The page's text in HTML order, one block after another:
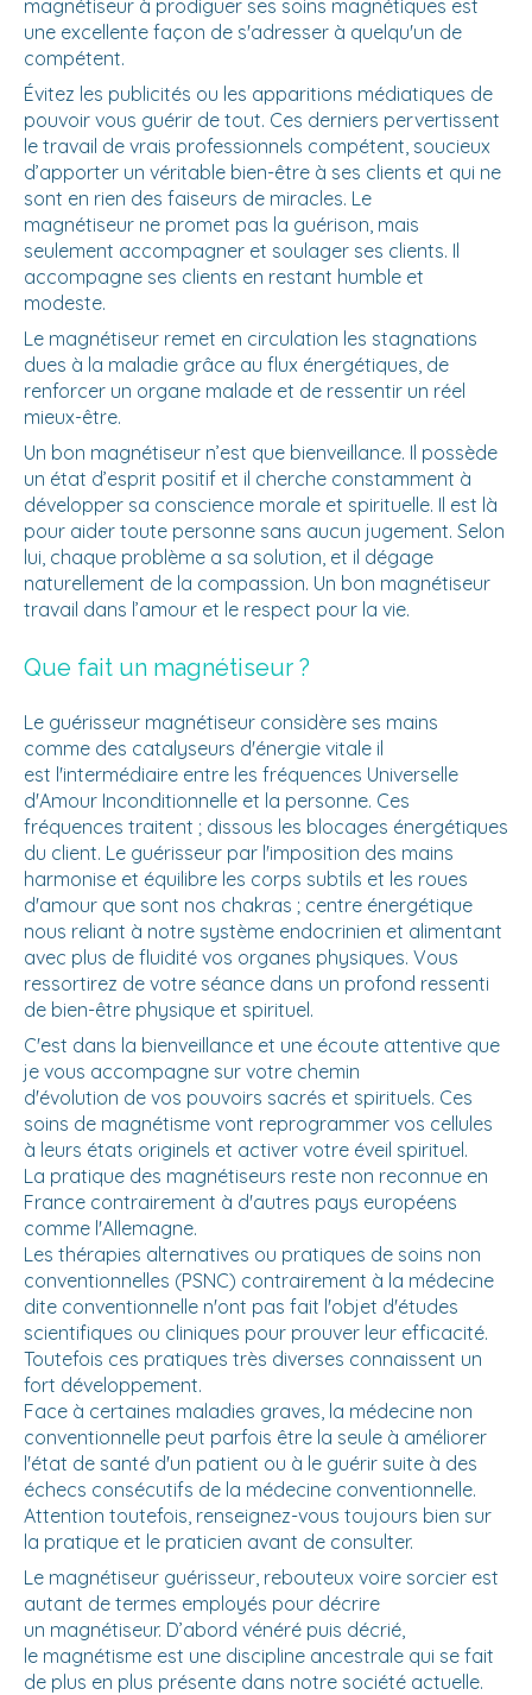
magnétiseur à prodiguer ses soins magnétiques est
une excellente façon de s'adresser à quelqu'un de
compétent.
Évitez les publicités ou les apparitions médiatiques de
pouvoir vous guérir de tout. Ces derniers pervertissent
le travail de vrais professionnels compétent, soucieux
d’apporter un véritable bien-être à ses clients et qui ne
sont en rien des faiseurs de miracles. Le
magnétiseur ne promet pas la guérison, mais
seulement accompagner et soulager ses clients. Il
accompagne ses clients en restant humble et
modeste.
Le magnétiseur remet en circulation les stagnations
dues à la maladie grâce au flux énergétiques, de
renforcer un organe malade et de ressentir un réel
mieux-être.
Un bon magnétiseur n’est que bienveillance. Il possède
un état d’esprit positif et il cherche constamment à
développer sa conscience morale et spirituelle. Il est là
pour aider toute personne sans aucun jugement. Selon
lui, chaque problème a sa solution, et il dégage
naturellement de la compassion. Un bon magnétiseur
travail dans l’amour et le respect pour la vie.
Que fait un magnétiseur ?
Le guérisseur magnétiseur considère ses mains
comme des catalyseurs d'énergie vitale il
est l'intermédiaire entre les fréquences Universelle
d'Amour Inconditionnelle et la personne. Ces
fréquences traitent ; dissous les blocages énergétiques
du client. Le guérisseur par l'imposition des mains
harmonise et équilibre les corps subtils et les roues
d'amour que sont nos chakras ; centre énergétique
nous reliant à notre système endocrinien et alimentant
avec plus de fluidité vos organes physiques. Vous
ressortirez de votre séance dans un profond ressenti
de bien-être physique et spirituel.
C'est dans la bienveillance et une écoute attentive que
je vous accompagne sur votre chemin
d'évolution de vos pouvoirs sacrés et spirituels. Ces
soins de magnétisme vont reprogrammer vos cellules
à leurs états originels et activer votre éveil spirituel.
La pratique des magnétiseurs reste non reconnue en
France contrairement à d'autres pays européens
comme l'Allemagne.
Les thérapies alternatives ou pratiques de soins non
conventionnelles (PSNC) contrairement à la médecine
dite conventionnelle n'ont pas fait l'objet d'études
scientifiques ou cliniques pour prouver leur efficacité.
Toutefois ces pratiques très diverses connaissent un
fort développement.
Face à certaines maladies graves, la médecine non
conventionnelle peut parfois être la seule à améliorer
l'état de santé d'un patient ou à le guérir suite à des
échecs consécutifs de la médecine conventionnelle.
Attention toutefois, renseignez-vous toujours bien sur
la pratique et le praticien avant de consulter.
Le magnétiseur guérisseur, rebouteux voire sorcier est
autant de termes employés pour décrire
un magnétiseur. D’abord vénéré puis décrié,
le magnétisme est une discipline ancestrale qui se fait
de plus en plus présente dans notre société actuelle.